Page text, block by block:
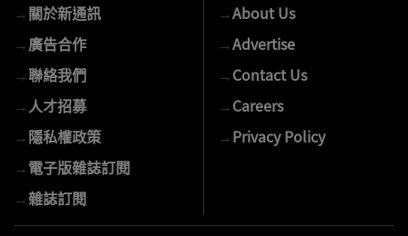
E-
mail
→關於新通訊
→廣告合作
→聯絡我們
→ 人才招募
→隱私權政策
→電子版雜誌訂閱
→雜誌訂閱
→About Us
→Advertise
→Contact Us
→Careers
→Privacy Policy